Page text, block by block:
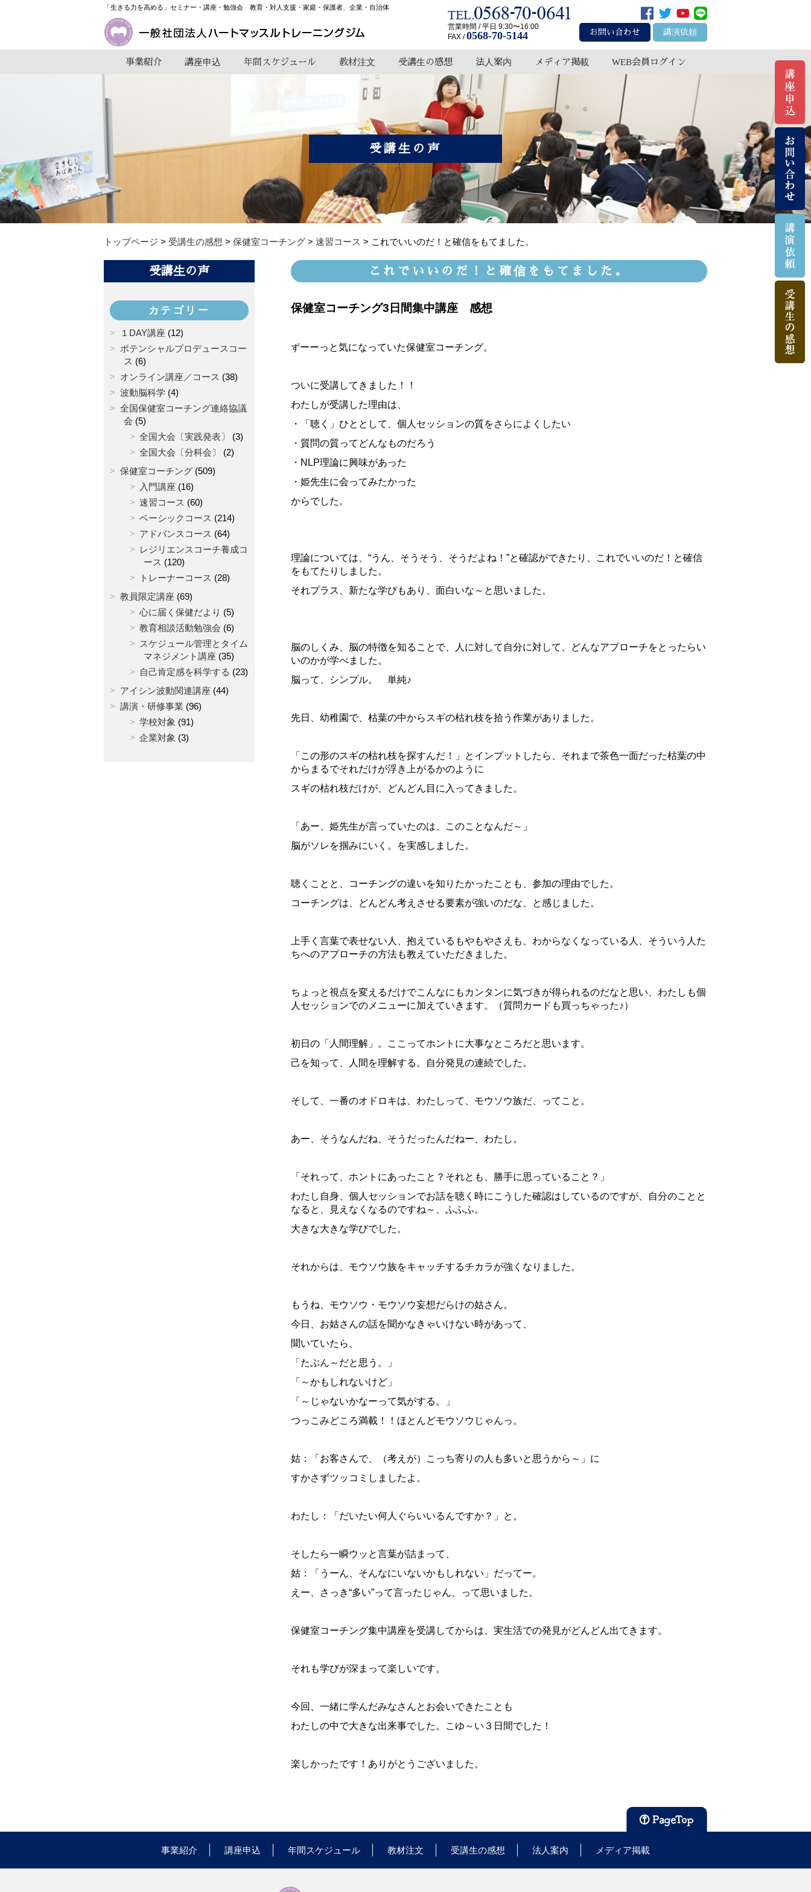
「生きる力を高める」セミナー・講座・勉強会 教育・対人支援・家庭・保護者、企業・自治体
営業時間 / 平日 9:30〜16:00
FAX /0568-70-5144 お問い合わせ 講演依頼
事業紹介 講座申込 年間スケジュール 教材注文 受講生の感想 法人案内 メディア掲載 WEB会員ログイン
受講生の声
トップページ > 受講生の感想 > 保健室コーチング > 速習コース > これでいいのだ！と確信をもてました。
これでいいのだ！と確信をもてました。
保健室コーチング3日間集中講座 感想
ずーーっと気になっていた保健室コーチング。
ついに受講してきました！！
わたしが受講した理由は、
・「聴く」ひととして、個人セッションの質をさらによくしたい
・質問の質ってどんなものだろう
・NLP理論に興味があった
・姫先生に会ってみたかった
からでした。
理論については、“うん、そうそう、そうだよね！”と確認ができたり、これでいいのだ！と確信
をもてたりしました。
それプラス、新たな学びもあり、面白いな～と思いました。
脳のしくみ、脳の特徴を知ることで、人に対して自分に対して、どんなアプローチをとったらい
いのかが学べました。
脳って、シンプル。 単純♪
先日、幼稚園で、枯葉の中からスギの枯れ枝を拾う作業がありました。
「この形のスギの枯れ枝を探すんだ！」とインプットしたら、それまで茶色一面だった枯葉の中
からまるでそれだけが浮き上がるかのように
スギの枯れ枝だけが、どんどん目に入ってきました。
「あー、姫先生が言っていたのは、このことなんだ～」
脳がソレを掴みにいく。を実感しました。
聴くことと、コーチングの違いを知りたかったことも、参加の理由でした。
コーチングは、どんどん考えさせる要素が強いのだな、と感じました。
上手く言葉で表せない人、抱えているもやもやさえも、わからなくなっている人、そういう人た
ちへのアプローチの方法も教えていただきました。
ちょっと視点を変えるだけでこんなにもカンタンに気づきが得られるのだなと思い、わたしも個
人セッションでのメニューに加えていきます。（質問カードも買っちゃった♪）
初日の「人間理解」。ここってホントに大事なところだと思います。
己を知って、人間を理解する。自分発見の連続でした。
そして、一番のオドロキは、わたしって、モウソウ族だ、ってこと。
あー、そうなんだね、そうだったんだねー、わたし。
「それって、ホントにあったこと？それとも、勝手に思っていること？」
わたし自身、個人セッションでお話を聴く時にこうした確認はしているのですが、自分のことと
なると、見えなくなるのですね～、ふふふ。
大きな大きな学びでした。
それからは、モウソウ族をキャッチするチカラが強くなりました。
もうね、モウソウ・モウソウ妄想だらけの姑さん。
今日、お姑さんの話を聞かなきゃいけない時があって、
聞いていたら、
「たぶん～だと思う。」
「～かもしれないけど」
「～じゃないかなーって気がする。」
つっこみどころ満載！！ほとんどモウソウじゃんっ。
姑：「お客さんで、（考えが）こっち寄りの人も多いと思うから～」に
すかさずツッコミしましたよ。
わたし：「だいたい何人ぐらいいるんですか？」と。
そしたら一瞬ウッと言葉が詰まって、
姑：「うーん、そんなにいないかもしれない」だってー。
えー、さっき“多い”って言ったじゃん、って思いました。
保健室コーチング集中講座を受講してからは、実生活での発見がどんどん出てきます。
それも学びが深まって楽しいです。
今回、一緒に学んだみなさんとお会いできたことも
わたしの中で大きな出来事でした。こゆ～い３日間でした！
楽しかったです！ありがとうございました。
受講生の声
カテゴリー
１DAY講座 (12)
ポテンシャルプロデュースコー
ス (6)
オンライン講座／コース (38)
波動脳科学 (4)
全国保健室コーチング連絡協議
会 (5)
全国大会〔実践発表〕
(3)
全国大会〔分科会〕
(2)
保健室コーチング(509)
入門講座 (16)
速習コース (60)
ベーシックコース (214)
アドバンスコース (64)
レジリエンスコーチ養成コ
ース (120)
トレーナーコース (28)
教員限定講座 (69)
心に届く保健だより (5)
教育相談活動勉強会 (6)
スケジュール管理とタイム
マネジメント講座 (35)
自己肯定感を科学する (23)
アイシン波動関連講座 (44)
講演・研修事業 (96)
学校対象 (91)
企業対象 (3)
事業紹介 講座申込 年間スケジュール 教材注文 受講生の感想 法人案内 メディア掲載